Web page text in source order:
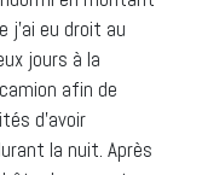
j’ai eu droit au
jours à la
afin de
d’avoir
la nuit. Après